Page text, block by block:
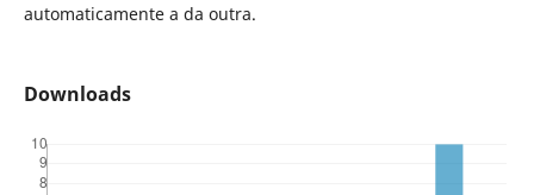
automaticamente a da outra.
Downloads